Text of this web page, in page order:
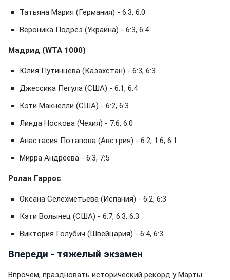
Татьяна Мария (Германия) - 6:3, 6:0
Вероника Подрез (Украина) - 6:3, 6:4
Мадрид (WTA 1000)
Юлия Путинцева (Казахстан) - 6:3, 6:3
Джессика Пегула (США) - 6:1, 6:4
Кэти Макнелли (США) - 6:2, 6:3
Линда Носкова (Чехия) - 7:6, 6:0
Анастасия Потапова (Австрия) - 6:2, 1:6, 6:1
Мирра Андреева - 6:3, 7:5
Ролан Гаррос
Оксана Селехметьева (Испания) - 6:2, 6:3
Кэти Волынец (США) - 6:7, 6:3, 6:3
Виктория Голубич (Швейцария) - 6:4, 6:3
Впереди - тяжелый экзамен
Впрочем, праздновать исторический рекорд у Марты